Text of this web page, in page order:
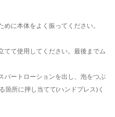
めに本体をよく振ってください。
てて使用してください。最後までム
パートローションを出し、泡をつぶ
箇所に押し当てて(ハンドプレス)く